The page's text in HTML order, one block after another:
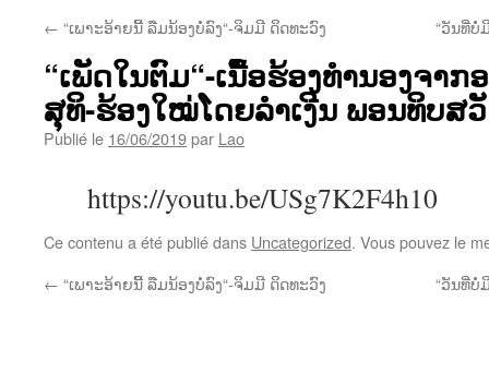
← “ເພາະອ້າຍນີ້ ລືມນ້ອງບໍ່ລົງ“-ຈິມມີ ດິດທະວົງ “ວັນທີ່ບໍ່
“ເພັດໃນຕົມ“-ເນື້ອຮ້ອງທຳນອງຈາ
ສຸທິ-ຮ້ອງໃໝ່ໂດຍລຳເງີນ ພອນທິບສ
Publié le 16/06/2019par Lao
https://youtu.be/USg7K2F4h10
Ce contenu a été publié dans Uncategorized. Vous pouvez le
← “ເພາະອ້າຍນີ້ ລືມນ້ອງບໍ່ລົງ“-ຈິມມີ ດິດທະວົງ “ວັນທີ່ບໍ່